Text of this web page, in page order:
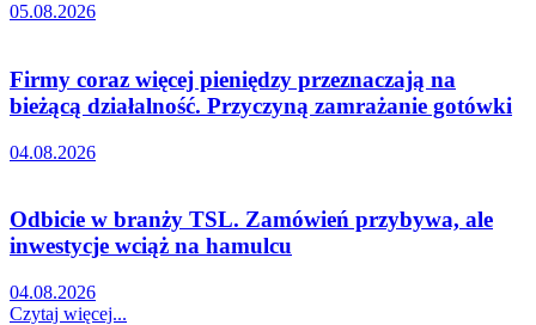
05.08.2026
Firmy coraz więcej pieniędzy przeznaczają na
bieżącą działalność. Przyczyną zamrażanie gotówki
04.08.2026
Odbicie w branży TSL. Zamówień przybywa, ale
inwestycje wciąż na hamulcu
04.08.2026
Czytaj więcej...